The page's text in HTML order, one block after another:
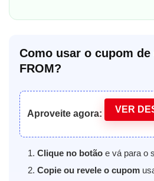
Como usar o cupom
FROM?
Aproveite agora: VER
Clique no botão e vá para o
Copie ou revele o cupom